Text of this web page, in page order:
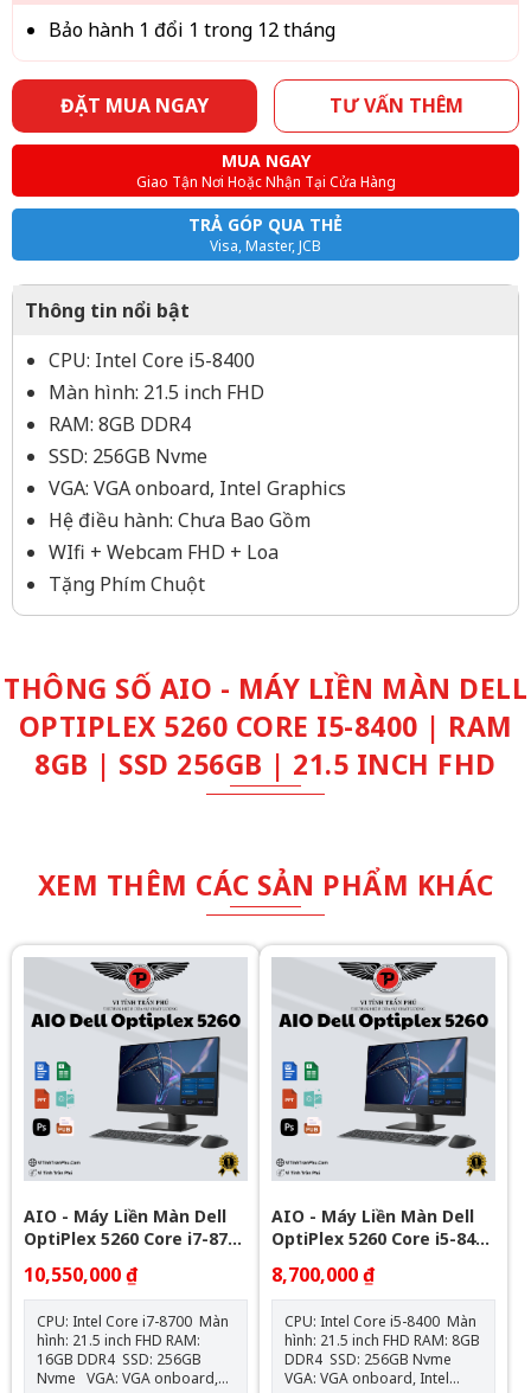
Bảo hành 1 đổi 1 trong 12 tháng
ĐẶT MUA NGAY TƯ VẤN THÊM
MUA NGAY
Giao Tận Nơi Hoặc Nhận Tại Cửa Hàng
TRẢ GÓP QUA THẺ
Visa, Master, JCB
Thông tin nổi bật
CPU: Intel Core i5-8400
Màn hình: 21.5 inch FHD
RAM: 8GB DDR4
SSD: 256GB Nvme
VGA: VGA onboard, Intel Graphics
Hệ điều hành: Chưa Bao Gồm
WIfi + Webcam FHD + Loa
Tặng Phím Chuột
THÔNG SỐ AIO - MÁY LIỀN MÀN DELL
OPTIPLEX 5260 CORE I5-8400 | RAM
8GB | SSD 256GB | 21.5 INCH FHD
XEM THÊM CÁC SẢN PHẨM KHÁC
AIO - Máy Liền Màn Dell
OptiPlex 5260 Core i7-8700
| RAM 16GB | SSD 256GB |
21.5 inch FHD
10,550,000 ₫
CPU: Intel Core i7-8700 Màn
hình: 21.5 inch FHD RAM:
16GB DDR4 SSD: 256GB
Nvme VGA: VGA onboard,
AIO - Máy Liền Màn Dell
OptiPlex 5260 Core i5-8400
| RAM 8GB | SSD 256GB |
21.5 inch FHD
8,700,000 ₫
CPU: Intel Core i5-8400 Màn
hình: 21.5 inch FHD RAM: 8GB
DDR4 SSD: 256GB Nvme
VGA: VGA onboard, Intel